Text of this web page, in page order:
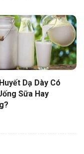
Dạ Dày Có
Sữa Hay